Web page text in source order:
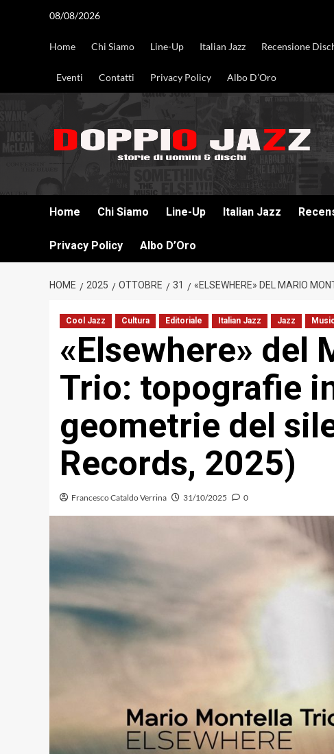
08/08/2026
Home Chi Siamo Line-Up Italian Jazz Recensione
Eventi Contatti Privacy Policy Albo D’Oro
Home Chi Siamo Line-Up Italian Jazz
Privacy Policy Albo D’Oro
HOME 2025 OTTOBRE 31 «ELSEWHERE» DEL MARIO
Cool Jazz Cultura Editoriale Italian Jazz Jazz
«Elsewhere» del
Trio: topografie
geometrie del
Records, 2025)
Francesco Cataldo Verrina 31/10/2025 0